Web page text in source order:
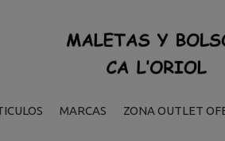
MARCAS ZONA OUTLET